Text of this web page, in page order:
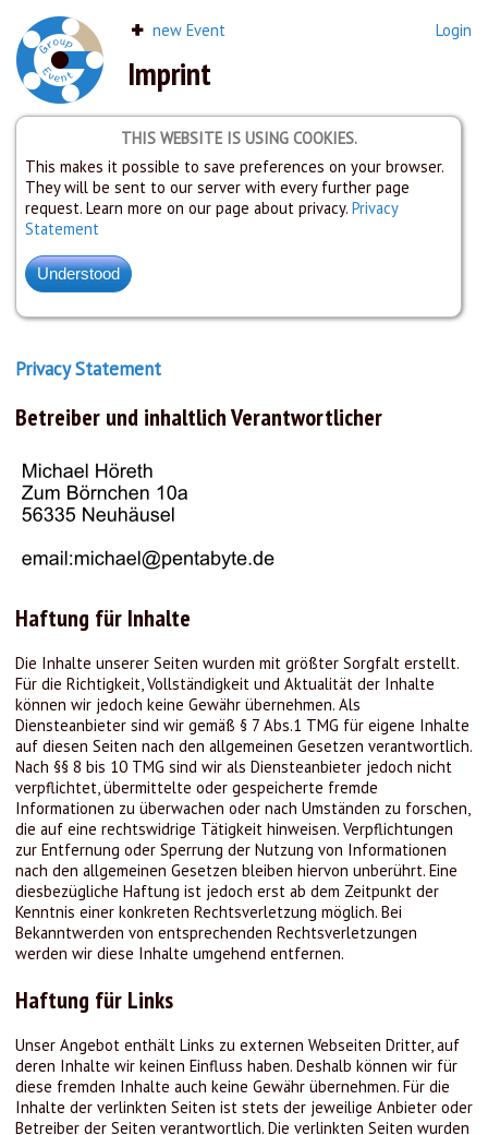
new Event Login
Imprint
THIS WEBSITE IS USING COOKIES.
This makes it possible to save preferences on your browser.
They will be sent to our server with every further page
request. Learn more on our page about privacy. Privacy
Statement
Privacy Statement
Betreiber und inhaltlich Verantwortlicher
Haftung für Inhalte
Die Inhalte unserer Seiten wurden mit größter Sorgfalt erstellt.
Für die Richtigkeit, Vollständigkeit und Aktualität der Inhalte
können wir jedoch keine Gewähr übernehmen. Als
Diensteanbieter sind wir gemäß § 7 Abs.1 TMG für eigene Inhalte
auf diesen Seiten nach den allgemeinen Gesetzen verantwortlich.
Nach §§ 8 bis 10 TMG sind wir als Diensteanbieter jedoch nicht
verpflichtet, übermittelte oder gespeicherte fremde
Informationen zu überwachen oder nach Umständen zu forschen,
die auf eine rechtswidrige Tätigkeit hinweisen. Verpflichtungen
zur Entfernung oder Sperrung der Nutzung von Informationen
nach den allgemeinen Gesetzen bleiben hiervon unberührt. Eine
diesbezügliche Haftung ist jedoch erst ab dem Zeitpunkt der
Kenntnis einer konkreten Rechtsverletzung möglich. Bei
Bekanntwerden von entsprechenden Rechtsverletzungen
werden wir diese Inhalte umgehend entfernen.
Haftung für Links
Unser Angebot enthält Links zu externen Webseiten Dritter, auf
deren Inhalte wir keinen Einfluss haben. Deshalb können wir für
diese fremden Inhalte auch keine Gewähr übernehmen. Für die
Inhalte der verlinkten Seiten ist stets der jeweilige Anbieter oder
Betreiber der Seiten verantwortlich. Die verlinkten Seiten wurden